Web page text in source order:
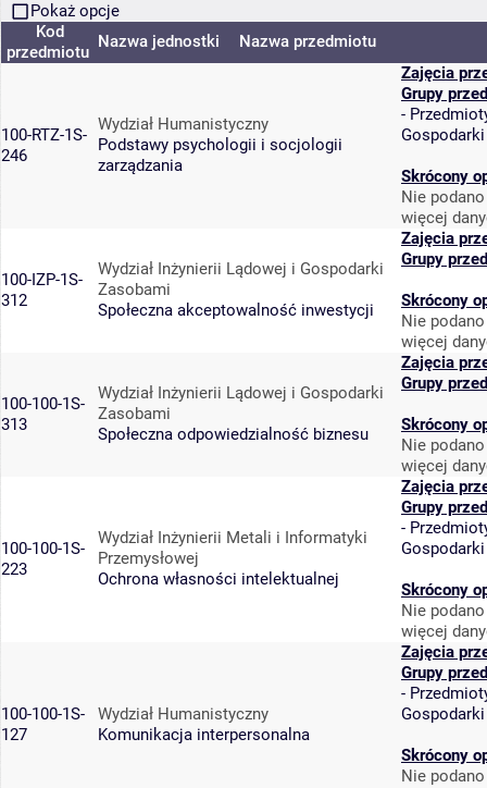
Pokaż opcje
Kod
przedmiotu
Nazwa jednostki Nazwa przedmiotu
100-RTZ-1S-
246
Wydział Humanistyczny
Podstawy psychologii i socjologii
zarządzania
Zajęcia
Grupy
-
Skrócony
Nie
więcej
100-IZP-1S-
312
Wydział Inżynierii Lądowej i Gospodarki
Zasobami
Społeczna akceptowalność inwestycji
Zajęcia
Grupy
Skrócony
Nie
więcej
100-100-1S-
313
Wydział Inżynierii Lądowej i Gospodarki
Zasobami
Społeczna odpowiedzialność biznesu
Zajęcia
Grupy
Skrócony
Nie
więcej
100-100-1S-
223
Wydział Inżynierii Metali i Informatyki
Przemysłowej
Ochrona własności intelektualnej
Zajęcia
Grupy
-
Skrócony
Nie
więcej
100-100-1S-
127
Wydział Humanistyczny
Komunikacja interpersonalna
Zajęcia
Grupy
-
Skrócony
Nie